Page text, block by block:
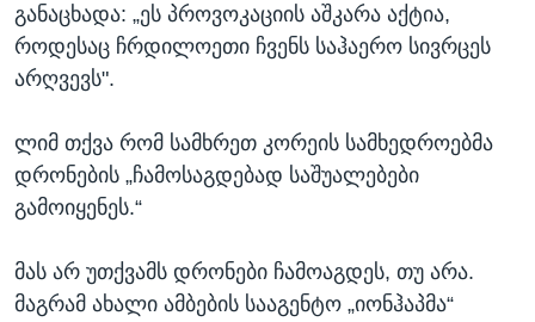
განაცხადა: „ეს პროვოკაციის აშკარა აქტია,
როდესაც ჩრდილოეთი ჩვენს საჰაერო სივრცეს
არღვევს".
ლიმ თქვა რომ სამხრეთ კორეის სამხედროებმა
დრონების „ჩამოსაგდებად საშუალებები
გამოიყენეს.“
მას არ უთქვამს დრონები ჩამოაგდეს, თუ არა.
მაგრამ ახალი ამბების სააგენტო „იონჰაპმა“